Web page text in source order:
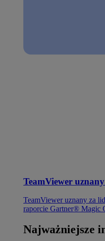
TeamViewer
TeamViewer uznany za
raporcie Gartner® Magic
Najważniejsze